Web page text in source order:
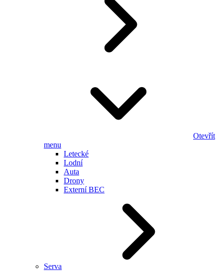
Otevřít
menu
Letecké
Lodní
Auta
Drony
Externí BEC
Serva